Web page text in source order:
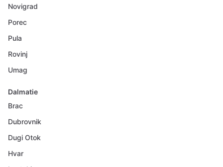
Novigrad
Porec
Pula
Rovinj
Umag
Dalmatie
Brac
Dubrovnik
Dugi Otok
Hvar